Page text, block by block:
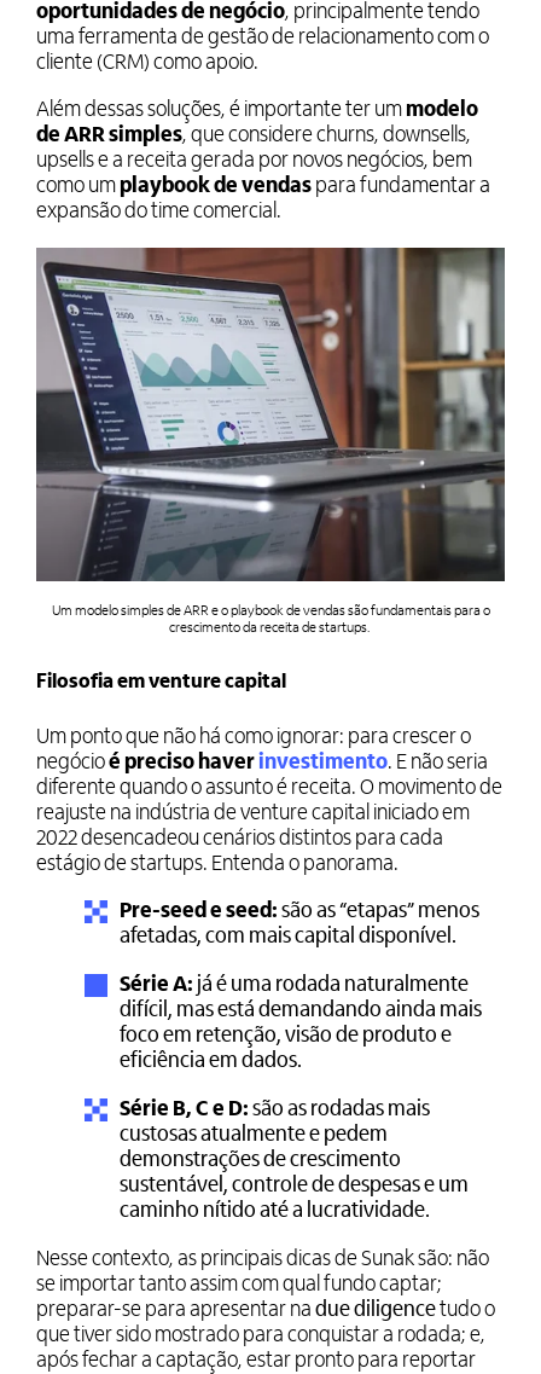
oportunidades de negócio, principalmente tendo
uma ferramenta de gestão de relacionamento com o
cliente (CRM) como apoio.
Além dessas soluções, é importante ter um modelo
de ARR simples, que considere churns, downsells,
upsells e a receita gerada por novos negócios, bem
como um playbook de vendas para fundamentar a
expansão do time comercial.
Um modelo simples de ARR e o playbook de vendas são fundamentais para o
crescimento da receita de startups.
Filosofia em venture capital
Um ponto que não há como ignorar: para crescer o
negócioé preciso haver investimento. E não seria
diferente quando o assunto é receita. O movimento de
reajuste na indústria de venture capital iniciado em
2022 desencadeou cenários distintos para cada
estágio de startups. Entenda o panorama.
Pre-seed e seed: são as “etapas” menos
afetadas, com mais capital disponível.
Série A: já é uma rodada naturalmente
difícil, mas está demandando ainda mais
foco em retenção, visão de produto e
eficiência em dados.
Série B, C e D: são as rodadas mais
custosas atualmente e pedem
demonstrações de crescimento
sustentável, controle de despesas e um
caminho nítido até a lucratividade.
Nesse contexto, as principais dicas de Sunak são: não
se importar tanto assim com qual fundo captar;
preparar-se para apresentar na due diligencetudo o
que tiver sido mostrado para conquistar a rodada; e,
após fechar a captação, estar pronto para reportar